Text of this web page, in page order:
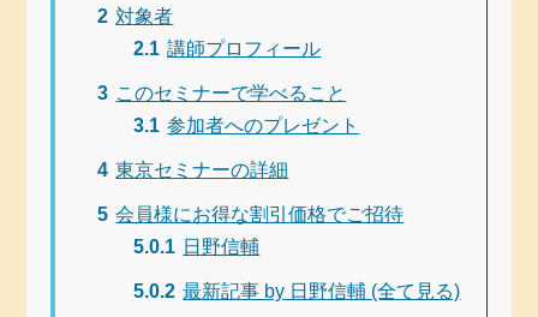
2 対象者
2.1 講師プロフィール
3 このセミナーで学べること
3.1 参加者へのプレゼント
4 東京セミナーの詳細
5 会員様にお得な割引価格でご招待
5.0.1 日野信輔
5.0.2 最新記事 by 日野信輔 (全て見る)